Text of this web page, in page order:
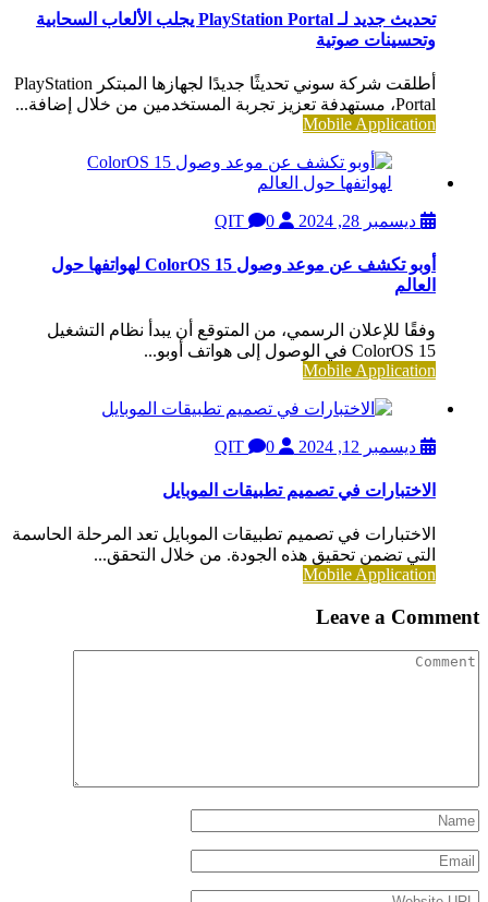
تحديث جديد لـ PlayStation Portal يجلب الألعاب السحابية
وتحسينات صوتية
أطلقت شركة سوني تحديثًا جديدًا لجهازها المبتكر PlayStation
Portal، مستهدفة تعزيز تجربة المستخدمين من خلال إضافة...
Mobile Application
ديسمبر 28, 2024 0
أوبو تكشف عن موعد وصول ColorOS 15 لهواتفها حول
العالم
وفقًا للإعلان الرسمي، من المتوقع أن يبدأ نظام التشغيل
ColorOS 15 في الوصول إلى هواتف أوبو...
Mobile Application
ديسمبر 12, 2024 0
الاختبارات في تصميم تطبيقات الموبايل
الاختبارات في تصميم تطبيقات الموبايل تعد المرحلة الحاسمة
التي تضمن تحقيق هذه الجودة. من خلال التحقق...
Mobile Application
Leave a Comment